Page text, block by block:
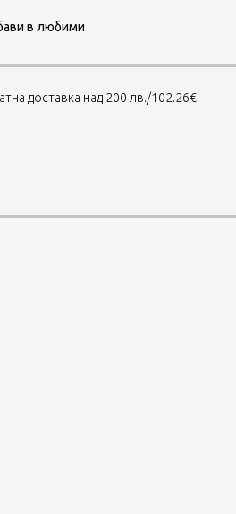
в любими
доставка над 200 лв./102.26€